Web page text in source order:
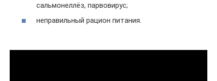
сальмонеллёз, парвовирус;
неправильный рацион питания.